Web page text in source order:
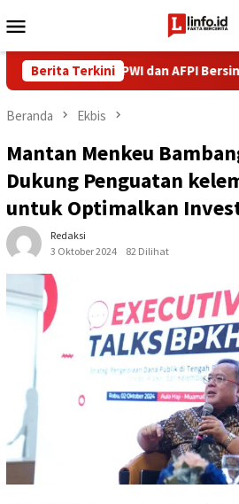
ke
Mobile
Berita Terkini
Pindar, PWI dan AFPI Bersinergi
Beranda Ekbis
Mantan Menkeu
Dukung Penguatan
untuk Optimalkan
Redaksi
3 Oktober 2024
82 Dilihat